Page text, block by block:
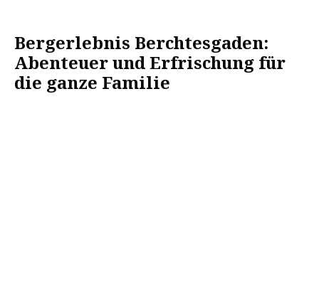
Bergerlebnis Berchtesgaden:
Abenteuer und Erfrischung für
die ganze Familie